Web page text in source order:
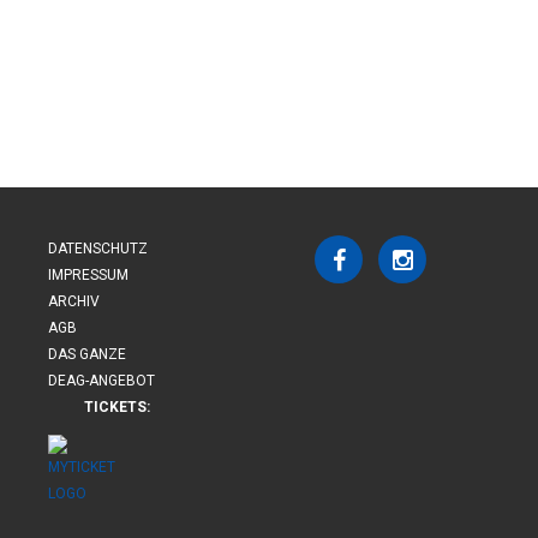
DATENSCHUTZ
IMPRESSUM
ARCHIV
AGB
DAS GANZE
DEAG-ANGEBOT
TICKETS: